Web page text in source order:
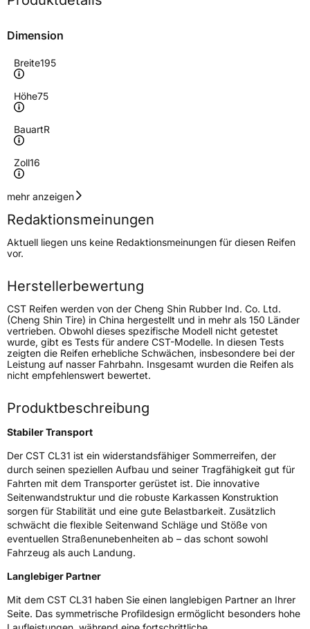
Dimension
Breite195
Höhe75
BauartR
Zoll16
Geschwindigkeitsindex
Höchstgeschwindigkeit
170 km/h
Lastindex110/108
Höchstlast1060/1000 kg
Generelle Merkmale
Fahrzeugtyp Transporter
VerwendungSommerreifen
FahrzeugartTransporter
Weitere Eigenschaften
SchlauchtypTL
ZustandNeureifen
C-Reifen Ja
EffizienzD
mehr anzeigen
Redaktionsmeinungen
Aktuell liegen uns keine Redaktionsmeinungen für diesen Reifen
vor.
Herstellerbewertung
CST Reifen werden von der Cheng Shin Rubber Ind. Co. Ltd.
(Cheng Shin Tire) in China hergestellt und in mehr als 150 Länder
vertrieben. Obwohl dieses spezifische Modell nicht getestet
wurde, gibt es Tests für andere CST-Modelle. In diesen Tests
zeigten die Reifen erhebliche Schwächen, insbesondere bei der
Leistung auf nasser Fahrbahn. Insgesamt wurden die Reifen als
nicht empfehlenswert bewertet.
Produktbeschreibung
Stabiler Transport
Der CST CL31 ist ein widerstandsfähiger Sommerreifen, der
durch seinen speziellen Aufbau und seiner Tragfähigkeit gut für
Fahrten mit dem Transporter gerüstet ist. Die innovative
Seitenwandstruktur und die robuste Karkassen Konstruktion
sorgen für Stabilität und eine gute Belastbarkeit. Zusätzlich
schwächt die flexible Seitenwand Schläge und Stöße von
eventuellen Straßenunebenheiten ab – das schont sowohl
Fahrzeug als auch Landung.
Langlebiger Partner
Mit dem CST CL31 haben Sie einen langlebigen Partner an Ihrer
Seite. Das symmetrische Profildesign ermöglicht besonders hohe